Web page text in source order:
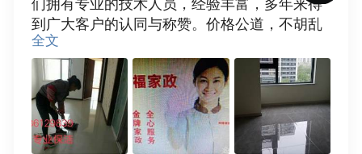
服务到家放心的家政服务，因为专业，所以更
好。
地址：中华路国家电网对面鸿福家政
电话:15036129839
们拥有专业的技术人员，经验丰富，多年来得
到广大客户的认同与称赞。价格公道，不胡乱
收费，质优价廉，满意后付款，诚信合作。
服务项目：
1，专业承接家庭〔单位〕保洁，新房开荒保
洁，旧居保洁，家庭保洁包括擦玻璃，门窗，
地面清洁，地角线，厨房，卫生间等保洁（烟
全文